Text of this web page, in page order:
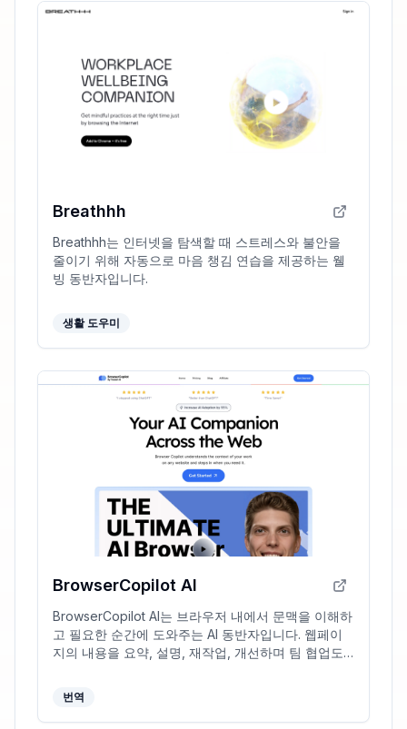
Breathhh
Breathhh는 인터넷을 탐색할 때 스트레스와 불안을
줄이기 위해 자동으로 마음 챙김 연습을 제공하는 웰
빙 동반자입니다.
생활 도우미
BrowserCopilot AI
BrowserCopilot AI는 브라우저 내에서 문맥을 이해하
고 필요한 순간에 도와주는 AI 동반자입니다. 웹페이
지의 내용을 요약, 설명, 재작업, 개선하며 팀 협업도
번역